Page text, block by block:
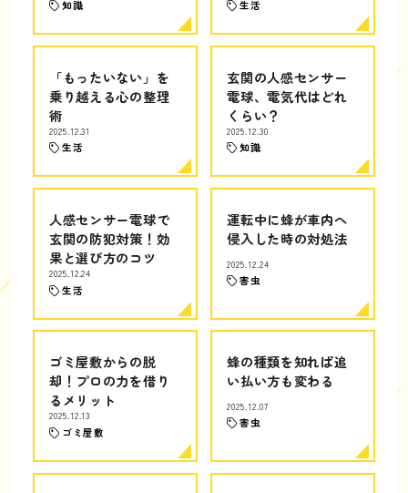
知識 生活
「もったいない」を
乗り越える心の整理
術
2025.12.31
生活
玄関の人感センサー
電球、電気代はどれ
くらい？
2025.12.30
知識
人感センサー電球で
玄関の防犯対策！効
果と選び方のコツ
2025.12.24
生活
運転中に蜂が車内へ
侵入した時の対処法
2025.12.24
害虫
ゴミ屋敷からの脱
却！プロの力を借り
るメリット
2025.12.13
ゴミ屋敷
蜂の種類を知れば追
い払い方も変わる
2025.12.07
害虫